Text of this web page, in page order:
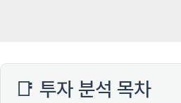
📑 투자 분석 목차